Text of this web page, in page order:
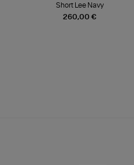
260,00 €
Short Lee Navy